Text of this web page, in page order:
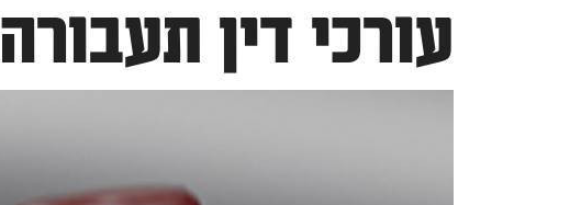
עורכי דין תעבורה